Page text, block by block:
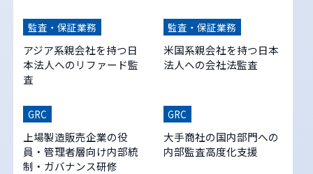
監査・保証業務
アジア系親会社を持つ日
本法人へのリファード監
査
監査・保証業務
米国系親会社を持つ日本
法人への会社法監査
GRC
上場製造販売企業の役
員・管理者層向け内部統
制・ガバナンス研修
GRC
大手商社の国内部門への
内部監査高度化支援